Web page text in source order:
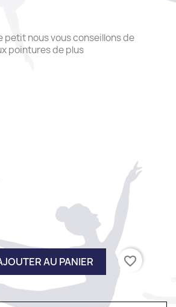
petit nous vous conseillons de
pointures de plus
AU PANIER favorite_border